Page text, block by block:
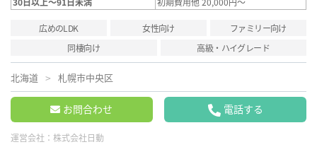
広めのLDK 女性向け
ファミリー向け
同棲向け
高級・ハイグレード
北海道 札幌市中央区
お問合わせ 電話する
運営会社： 株式会社日動